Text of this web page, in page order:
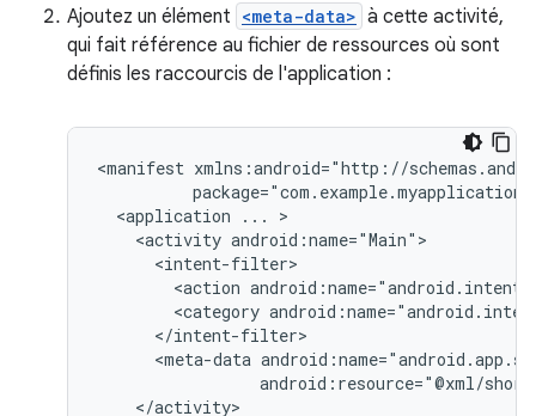
Ajoutez un élément <meta-data> à cette activité,
qui fait référence au fichier de ressources où sont
définis les raccourcis de l'application :
<manifest
<application ...
<activity
<action
<category
<meta-data
android:resource="@xml/